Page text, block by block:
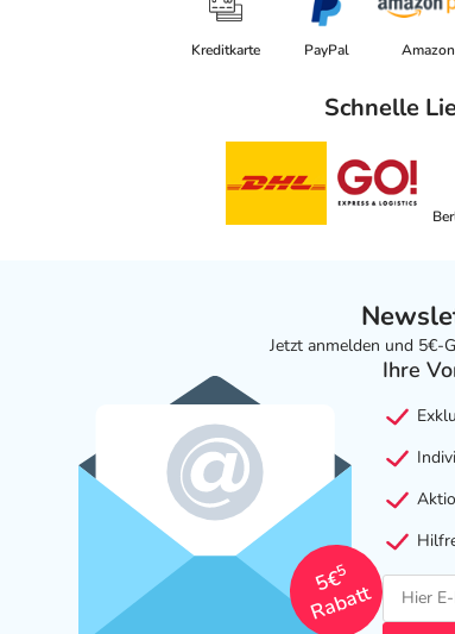
Kreditkarte PayPal Amazon
Schnelle
Jetzt anmelden und 5€-
5€
5
Rabatt
Ihre